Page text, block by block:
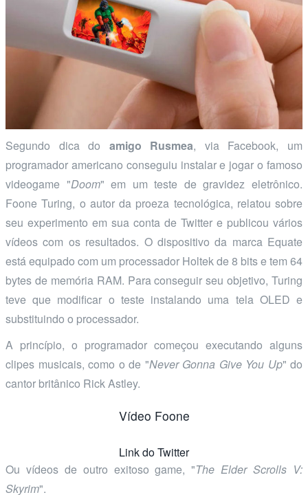
Segundo dica do amigo Rusmea, via Facebook, um
programador americano conseguiu instalar e jogar o famoso
videogame "Doom" em um teste de gravidez eletrônico.
Foone Turing, o autor da proeza tecnológica, relatou sobre
seu experimento em sua conta de Twitter e publicou vários
vídeos com os resultados. O dispositivo da marca Equate
está equipado com um processador Holtek de 8 bits e tem 64
bytes de memória RAM. Para conseguir seu objetivo, Turing
teve que modificar o teste instalando uma tela OLED e
substituindo o processador.
A princípio, o programador começou executando alguns
clipes musicais, como o de "Never Gonna Give You Up" do
cantor britânico Rick Astley.
Vídeo Foone
Link do Twitter
Ou vídeos de outro exitoso game, "The Elder Scrolls V:
Skyrim".